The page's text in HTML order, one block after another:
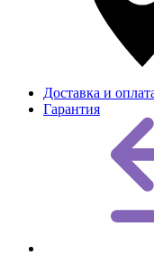
Доставка и
Гарантия